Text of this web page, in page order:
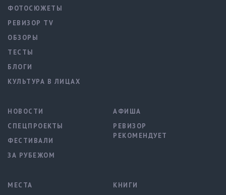
ФОТОСЮЖЕТЫ
РЕВИЗОР TV
ОБЗОРЫ
ТЕСТЫ
БЛОГИ
КУЛЬТУРА В ЛИЦАХ
НОВОСТИ
СПЕЦПРОЕКТЫ
ФЕСТИВАЛИ
ЗА РУБЕЖОМ
АФИША
РЕВИЗОР
РЕКОМЕНДУЕТ
МЕСТА КНИГИ